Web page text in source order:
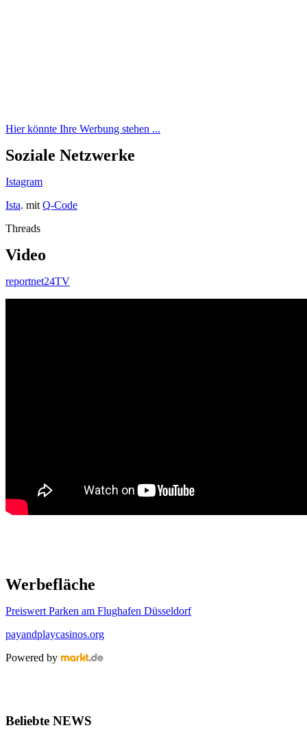
Hier könnte Ihre Werbung stehen ...
Soziale Netzwerke
Istagram
Ista. mit Q-Code
Threads
Video
reportnet24TV
Werbefläche
Preiswert Parken am Flughafen Düsseldorf
payandplaycasinos.org
Powered by
Beliebte NEWS